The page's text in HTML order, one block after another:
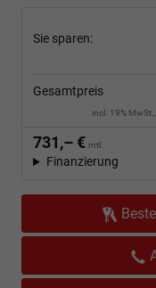
Sie sparen:
Gesamtpreis
incl. 19%
731,– € mtl.
Finanzierung